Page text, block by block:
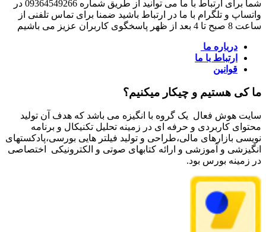
شما برای ارتباط با ما می توانید از طریق شماره 09364549266 در
واتساپ و تلگرام با ما در ارتباط باشید ضمنا برای تماس تلفنی از
ساعت 8 صبح تا 4 بعد از ظهر پاسخگوی کاربران عزیز می باشیم
درباره ما
ارتباط با ما
قوانین
ما کی هستیم و چیکار میکنیم؟
سایت هوش فعال یک گروه با انگیزه می باشد که هدف آن تولید
محتوای کاربردی و حرفه ای در زمینه تحلیل تکنیکال و برنامه
نویسی بازارهای مالی،طراحی و تولید فیلتر هایی بورسی،پادکستهای
انگیزشی و آموزشی و ارائه کتابهای صوتی و الکترونیکی اختصاصی
در زمینه بورس بود.